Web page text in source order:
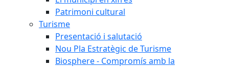
Patrimoni cultural
Turisme
Presentació i salutació
Nou Pla Estratègic de Turisme
Biosphere - Compromís amb la